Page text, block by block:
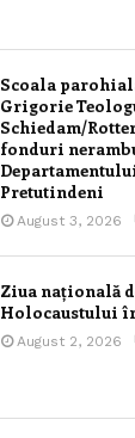
Scoala
Grigorie
Schiedam/
fonduri
Pretutindeni
August 3, 2026
Ziua națională
Holocaustului
August 2, 2026